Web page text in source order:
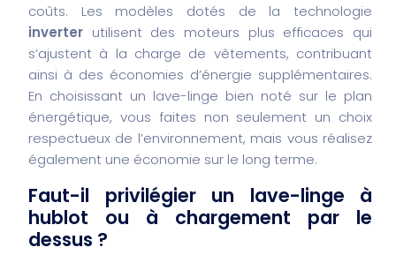
coûts. Les modèles dotés de la technologie
inverter utilisent des moteurs plus efficaces qui
s’ajustent à la charge de vêtements, contribuant
ainsi à des économies d’énergie supplémentaires.
En choisissant un lave-linge bien noté sur le plan
énergétique, vous faites non seulement un choix
respectueux de l’environnement, mais vous réalisez
également une économie sur le long terme.
Faut-il privilégier un lave-linge à
hublot ou à chargement par le
dessus ?